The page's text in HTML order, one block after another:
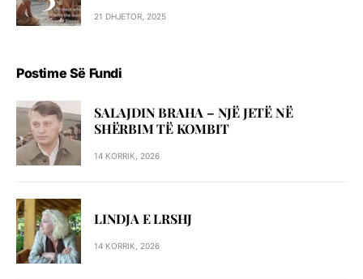
21 DHJETOR, 2025
Postime Së Fundi
SALAJDIN BRAHA – NJЁ JETЁ NЁ
SHЁRBIM TЁ KOMBIT
14 KORRIK, 2026
LINDJA E LRSHJ
14 KORRIK, 2026